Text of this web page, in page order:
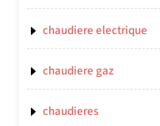
chaudiere electrique
chaudiere gaz
chaudieres